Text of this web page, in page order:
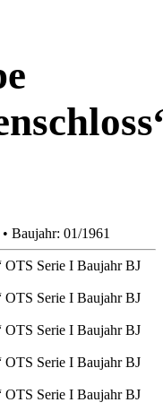
Baujahr: 01/1961